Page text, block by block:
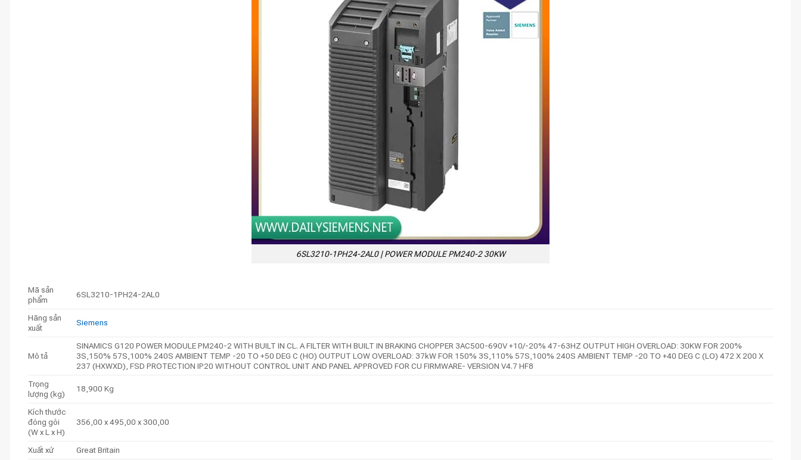
6SL3210-1PH24-2AL0 | POWER MODULE PM240-2 30KW
Mã sản
phẩm
6SL3210-1PH24-2AL0
Hãng sản
xuất
Siemens
Mô tả
SINAMICS G120 POWER MODULE PM240-2 WITH BUILT IN CL. A FILTER WITH BUILT IN BRAKING CHOPPER 3AC500-690V +10/-20% 47-63HZ OUTPUT HIGH OVERLOAD: 30KW FOR 200%
3S,150% 57S,100% 240S AMBIENT TEMP -20 TO +50 DEG C (HO) OUTPUT LOW OVERLOAD: 37kW FOR 150% 3S,110% 57S,100% 240S AMBIENT TEMP -20 TO +40 DEG C (LO) 472 X 200 X
237 (HXWXD), FSD PROTECTION IP20 WITHOUT CONTROL UNIT AND PANEL APPROVED FOR CU FIRMWARE- VERSION V4.7 HF8
Trọng
lượng (kg)
18,900 Kg
Kích thước
đóng gói
(W x L x H)
356,00 x 495,00 x 300,00
Xuất xứ
Great Britain